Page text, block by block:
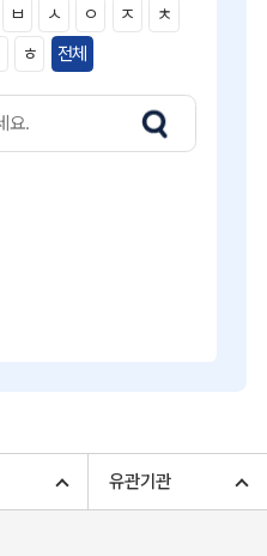
ㅂ ㅅ ㅇ ㅈ
ㅊ
ㅎ 전체
유관기관